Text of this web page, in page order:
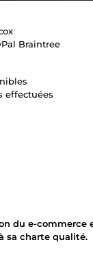
Braintree
effectuées
du e-commerce
sa charte qualité.